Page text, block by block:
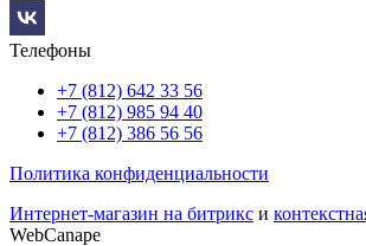
Телефоны
+7 (812) 642 33 56
+7 (812) 985 94 40
+7 (812) 386 56 56
Политика конфиденциальности
Интернет-магазин на битрикс и
WebCanape